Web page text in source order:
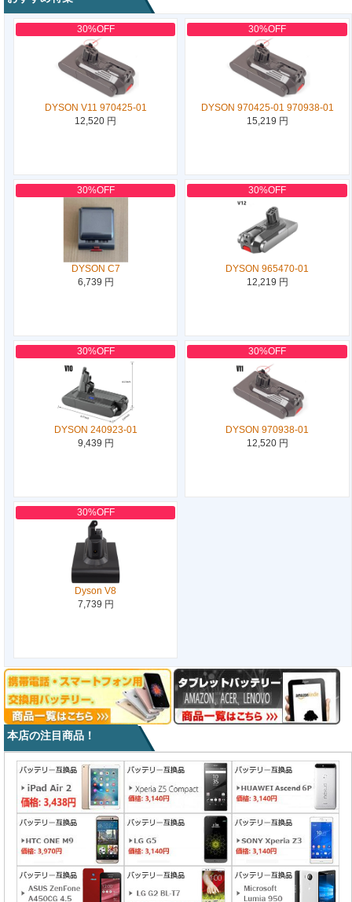
30%OFF
DYSON V11 970425-01
12,520 円
30%OFF
DYSON 970425-01 970938-01
15,219 円
30%OFF
DYSON C7
6,739 円
30%OFF
DYSON 965470-01
12,219 円
30%OFF
DYSON 240923-01
9,439 円
30%OFF
DYSON 970938-01
12,520 円
30%OFF
Dyson V8
7,739 円
本店の注目商品！